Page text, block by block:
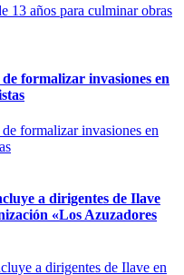
formalizar invasiones en
a dirigentes de Ilave
«Los Azuzadores